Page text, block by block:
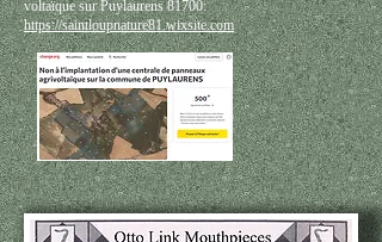
voltaïque sur Puylaurens 81700:
https://saintloupnature81.wixsite.com